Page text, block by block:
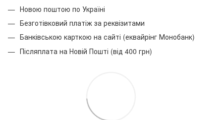
Новою поштою по Україні
Безготівковий платіж за реквізитами
Банківською карткою на сайті (еквайрінг Монобанк)
Післяплата на Новій Пошті (від 400 грн)